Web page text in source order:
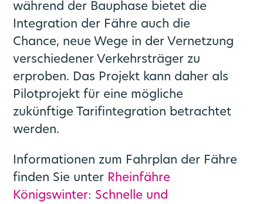
während der Bauphase bietet die
Integration der Fähre auch die
Chance, neue Wege in der Vernetzung
verschiedener Verkehrsträger zu
erproben. Das Projekt kann daher als
Pilotprojekt für eine mögliche
zukünftige Tarifintegration betrachtet
werden.
Informationen zum Fahrplan der Fähre
finden Sie unter Rheinfähre
Königswinter: Schnelle und